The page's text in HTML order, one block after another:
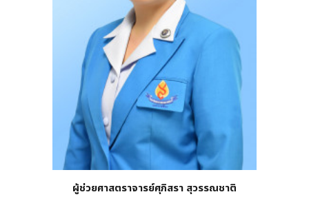
ผู้ช่วยศาสตราจารย์ศุภิสรา สุวรรณชาติ